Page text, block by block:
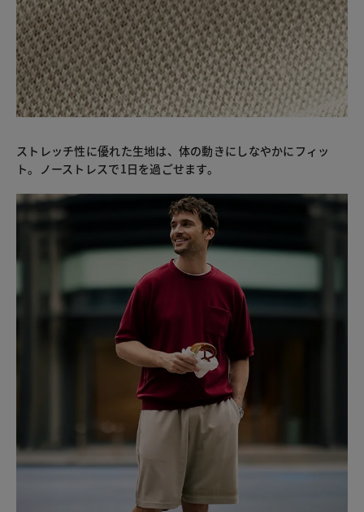
ストレッチ性に優れた生地は、体の動きにしなやかにフィッ
ト。ノーストレスで1日を過ごせます。